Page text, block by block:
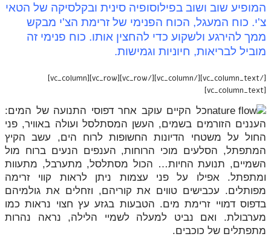
המופיע שוב ושוב בפילוסופיה סינית ובקלסיקה של הטאי
צ'י. כוח המעגל, הכוח הפנימי של זרימת הצ'י מבקש
ממך להירגע ולשקוע כדי להחצין אותו. כוח פנימי זה
מוביל לבריאות, חיוניות וגמישות.
[/vc_column_text][/vc_column][/vc_row][vc_row][vc_column]
[vc_column_text]
כל הקיים עוקב אחר דפוסי התנועה של המים:
העננים הזורמים בשמים, העשן המסתלסל ועולה באוויר, פני
החול על משטחי הדיונות החשופות לרוח הים, עשב הקיץ
המתפתל, הסלעים מוכי הרוחות, הענפים הנעים ברוח מול
השמיים, תנועת החיות… הכול מסתלסל, מתערבל, מתעוות
ומתפתל. אפילו על פני עצמות ניתן לראות קווי זרימה
מפותלים. עכבישים טווים את קוריהם, וזחלים את גולמיהם
בדפוס דמויי זרימת מים. הטבעות בגזע עץ חצוי נראות כמו
מערבולת. ואם נביט למעלה לשמיי הלילה, נראה נהרות
מתפתלים של כוכבים.